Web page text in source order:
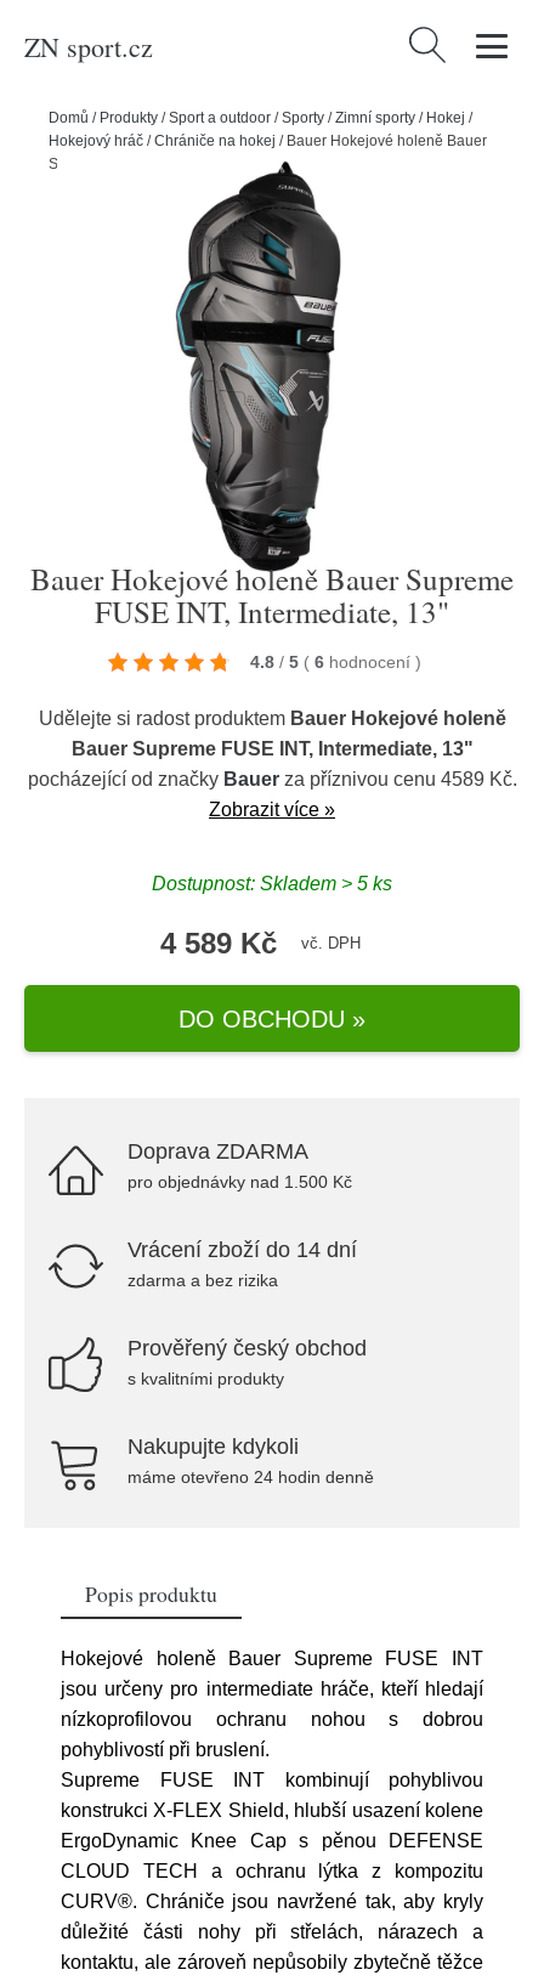
ZN sport.cz Vyhledávání
Domů / Produkty /Sport a outdoor /Sporty /Zimní sporty / Hokej /
Hokejový hráč /Chrániče na hokej / Bauer Hokejové holeně Bauer
Supreme FUSE INT, Intermediate, 13"
Bauer Hokejové holeně Bauer Supreme
FUSE INT, Intermediate, 13"
4.8 / 5 ( 6 hodnocení )
Udělejte si radost produktem Bauer Hokejové holeně
Bauer Supreme FUSE INT, Intermediate, 13"
pocházející od značky Bauerza příznivou cenu 4589 Kč.
Zobrazit více »
Dostupnost: Skladem > 5 ks
4 589 Kč vč. DPH
DO OBCHODU »
Doprava ZDARMA
pro objednávky nad 1.500 Kč
Vrácení zboží do 14 dní
zdarma a bez rizika
Prověřený český obchod
s kvalitními produkty
Nakupujte kdykoli
máme otevřeno 24 hodin denně
Popis produktu
Hokejové holeně Bauer Supreme FUSE INT
jsou určeny pro intermediate hráče, kteří hledají
nízkoprofilovou ochranu nohou s dobrou
pohyblivostí při bruslení.
Supreme FUSE INT kombinují pohyblivou
konstrukci X-FLEX Shield, hlubší usazení kolene
ErgoDynamic Knee Cap s pěnou DEFENSE
CLOUD TECH a ochranu lýtka z kompozitu
CURV®. Chrániče jsou navržené tak, aby kryly
důležité části nohy při střelách, nárazech a
kontaktu, ale zároveň nepůsobily zbytečně těžce